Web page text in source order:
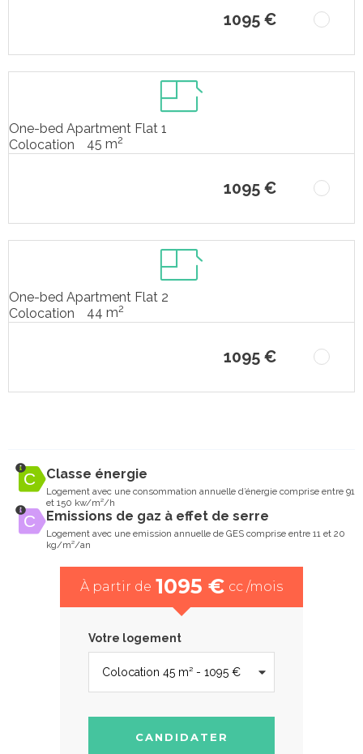
1095 €
One-bed Apartment Flat 1
Colocation
45 m2
1095 €
One-bed Apartment Flat 2
Colocation
44 m2
1095 €
Classe énergie
Logement avec une consommation annuelle d’énergie comprise entre 91
et 150 kw/m²/h
Emissions de gaz à effet de serre
Logement avec une emission annuelle de GES comprise entre 11 et 20
kg/m²/an
À partir de 1095 € cc /mois
Votre logement
CANDIDATER